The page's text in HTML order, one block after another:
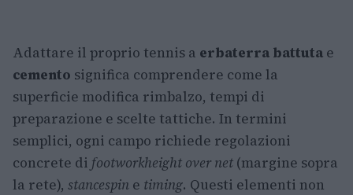
Adattare il proprio tennis a erbaterra battuta e
cemento significa comprendere come la
superficie modifica rimbalzo, tempi di
preparazione e scelte tattiche. In termini
semplici, ogni campo richiede regolazioni
concrete di footworkheight over net (margine sopra
la rete), stancespin e timing. Questi elementi non